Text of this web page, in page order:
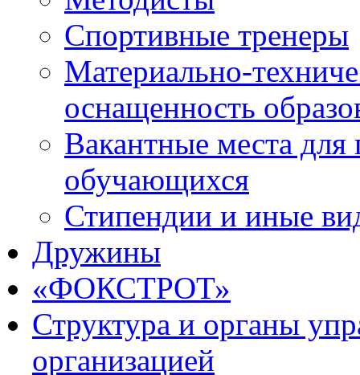
Спортивные тренеры
Материально-
оснащенность
Вакантные места для
обучающихся
Стипендии и иные
Дружины
«ФОКСТРОТ»
Структура и органы
организацией